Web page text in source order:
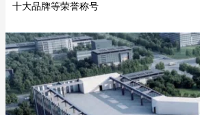
十大品牌等荣誉称号